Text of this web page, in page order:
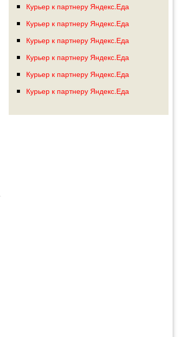
Курьер к партнеру Яндекс.Еда
Курьер к партнеру Яндекс.Еда
Курьер к партнеру Яндекс.Еда
Курьер к партнеру Яндекс.Еда
Курьер к партнеру Яндекс.Еда
Курьер к партнеру Яндекс.Еда